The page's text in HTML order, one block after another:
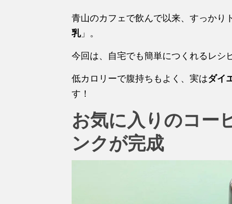
青山のカフェで飲んで以来、すっかり
乳」。
今回は、自宅でも簡単につくれるレシ
低カロリーで腹持ちもよく、実はダイ
す！
お気に入りのコー
ンクが完成